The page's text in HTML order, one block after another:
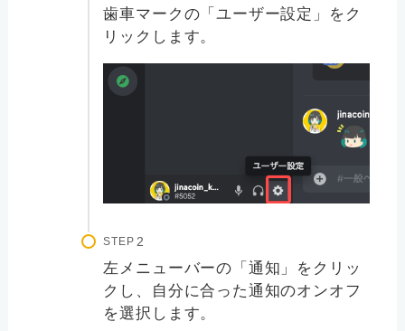
歯車マークの「ユーザー設定」をク
リックします。
STEP
左メニューバーの「通知」をクリッ
クし、自分に合った通知のオンオフ
を選択します。